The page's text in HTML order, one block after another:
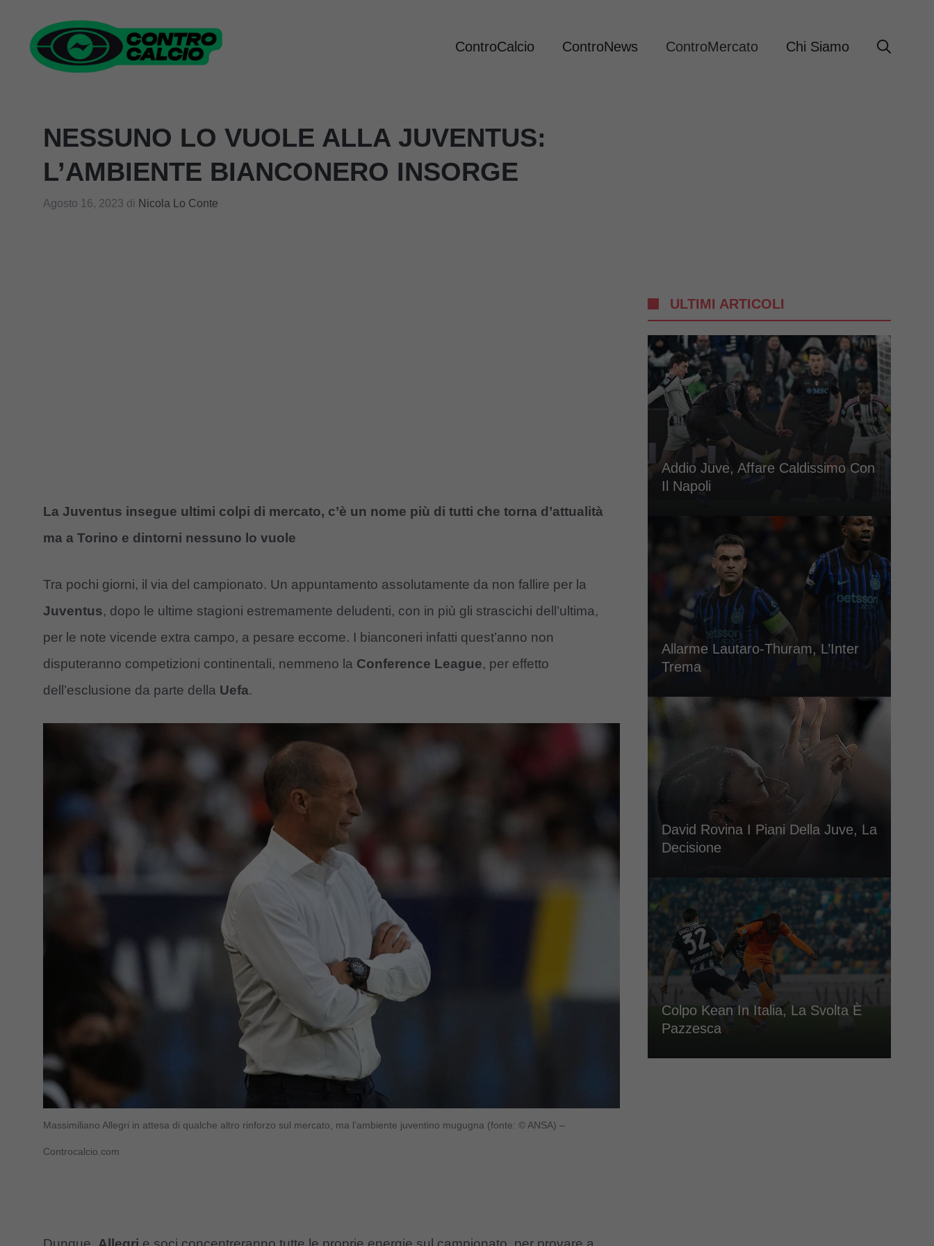
contenuto
ControCalcio ControNews ControMercato Chi Siamo
NESSUNO LO VUOLE ALLA JUVENTUS:
L’AMBIENTE BIANCONERO INSORGE
Agosto 16, 2023 di Nicola Lo Conte
La Juventus insegue ultimi colpi di mercato, c’è un nome più di tutti che torna d’attualità
ma a Torino e dintorni nessuno lo vuole
Tra pochi giorni, il via del campionato. Un appuntamento assolutamente da non fallire per la
Juventus, dopo le ultime stagioni estremamente deludenti, con in più gli strascichi dell’ultima,
per le note vicende extra campo, a pesare eccome. I bianconeri infatti quest’anno non
disputeranno competizioni continentali, nemmeno la Conference League, per effetto
dell’esclusione da parte della Uefa.
Massimiliano Allegri in attesa di qualche altro rinforzo sul mercato, ma l’ambiente juventino mugugna (fonte: © ANSA) –
Controcalcio.com
ULTIMI ARTICOLI
Addio Juve, Affare Caldissimo Con
Il Napoli
Allarme Lautaro-Thuram, L’Inter
Trema
David Rovina I Piani Della Juve, La
Decisione
Colpo Kean In Italia, La Svolta È
Pazzesca